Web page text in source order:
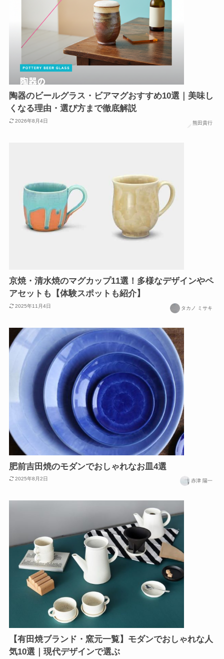
陶器のビールグラス・ビアマグおすすめ10選｜美味し
くなる理由・選び方まで徹底解説
2026年8月4日 熊田貴行
京焼・清水焼のマグカップ11選！多様なデザインやペ
アセットも【体験スポットも紹介】
2025年11月4日 タカノ ミサキ
肥前吉田焼のモダンでおしゃれなお皿4選
2025年8月2日 赤津 陽一
【有田焼ブランド・窯元一覧】モダンでおしゃれな人
気10選｜現代デザインで選ぶ